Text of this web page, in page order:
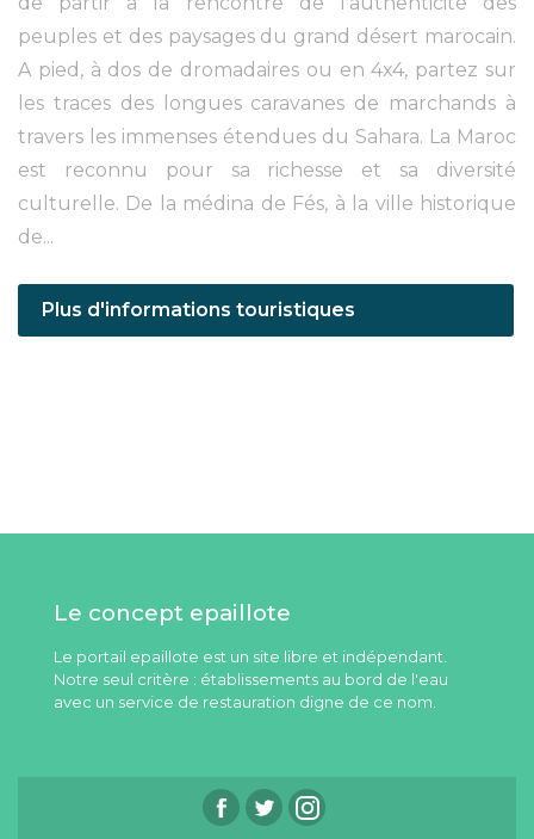
peuples et des paysages du grand désert marocain.
A pied, à dos de dromadaires ou en 4x4, partez sur
les traces des longues caravanes de marchands à
travers les immenses étendues du Sahara. La Maroc
est reconnu pour sa richesse et sa diversité
culturelle. De la médina de Fés, à la ville historique
de...
Plus d'informations touristiques
Le concept epaillote
Le portail epaillote est un site libre et indépendant.
Notre seul critère : établissements au bord de l'eau
avec un service de restauration digne de ce nom.